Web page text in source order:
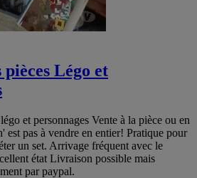
Légo et
et personnages Vente à la pièce ou en
est pas à vendre en entier! Pratique pour
un set. Arrivage fréquent avec le
état Livraison possible mais
par paypal.